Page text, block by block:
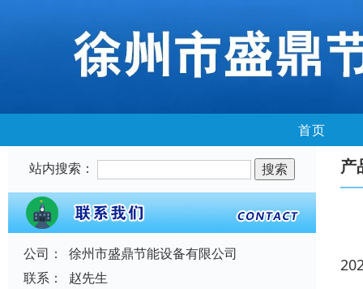
首页
站内搜索：
公司：
徐州市盛鼎节能设备有限公司
联系：
赵先生
产